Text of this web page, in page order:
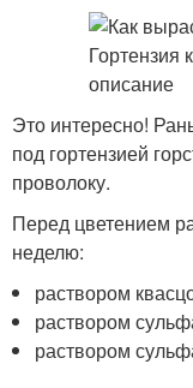
Это интересно!
под гортензией
проволоку.
Перед цветением
неделю:
раствором
раствором
раствором